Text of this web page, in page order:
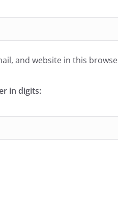
and website in this
in digits: